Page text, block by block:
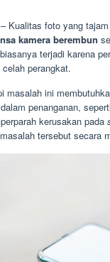
– Kualitas foto yang
kamera berembun
terjadi karena
perangkat.
masalah ini
penanganan,
kerusakan pada
tersebut secara